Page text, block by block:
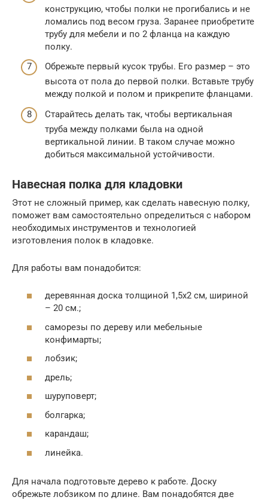
конструкцию, чтобы полки не прогибались и не
ломались под весом груза. Заранее приобретите
трубу для мебели и по 2 фланца на каждую
полку.
Обрежьте первый кусок трубы. Его размер – это
высота от пола до первой полки. Вставьте трубу
между полкой и полом и прикрепите фланцами.
Старайтесь делать так, чтобы вертикальная
труба между полками была на одной
вертикальной линии. В таком случае можно
добиться максимальной устойчивости.
Навесная полка для кладовки
Этот не сложный пример, как сделать навесную полку,
поможет вам самостоятельно определиться с набором
необходимых инструментов и технологией
изготовления полок в кладовке.
Для работы вам понадобится:
деревянная доска толщиной 1,5х2 см, шириной
– 20 см.;
саморезы по дереву или мебельные
конфимарты;
лобзик;
дрель;
шуруповерт;
болгарка;
карандаш;
линейка.
Для начала подготовьте дерево к работе. Доску
обрежьте лобзиком по длине. Вам понадобятся две